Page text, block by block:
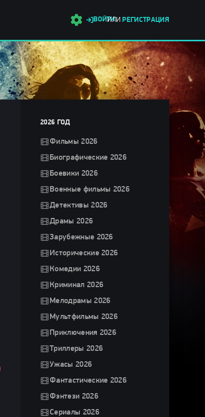
ВОЙТИ
ИЛИ РЕГИСТРАЦИЯ
2026 ГОД
Фильмы 2026
Биографические 2026
Боевики 2026
Военные фильмы 2026
Детективы 2026
Драмы 2026
Зарубежные 2026
Исторические 2026
Комедии 2026
Криминал 2026
Мелодрамы 2026
Мультфильмы 2026
Приключения 2026
Триллеры 2026
Ужасы 2026
Фантастические 2026
Фэнтези 2026
Сериалы 2026